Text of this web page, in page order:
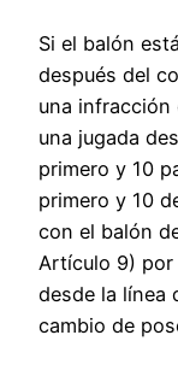
Si el balón
después del
una infracción
una jugada
primero y 10
primero y 10
con el balón
Artículo 9) por
desde la línea
cambio de